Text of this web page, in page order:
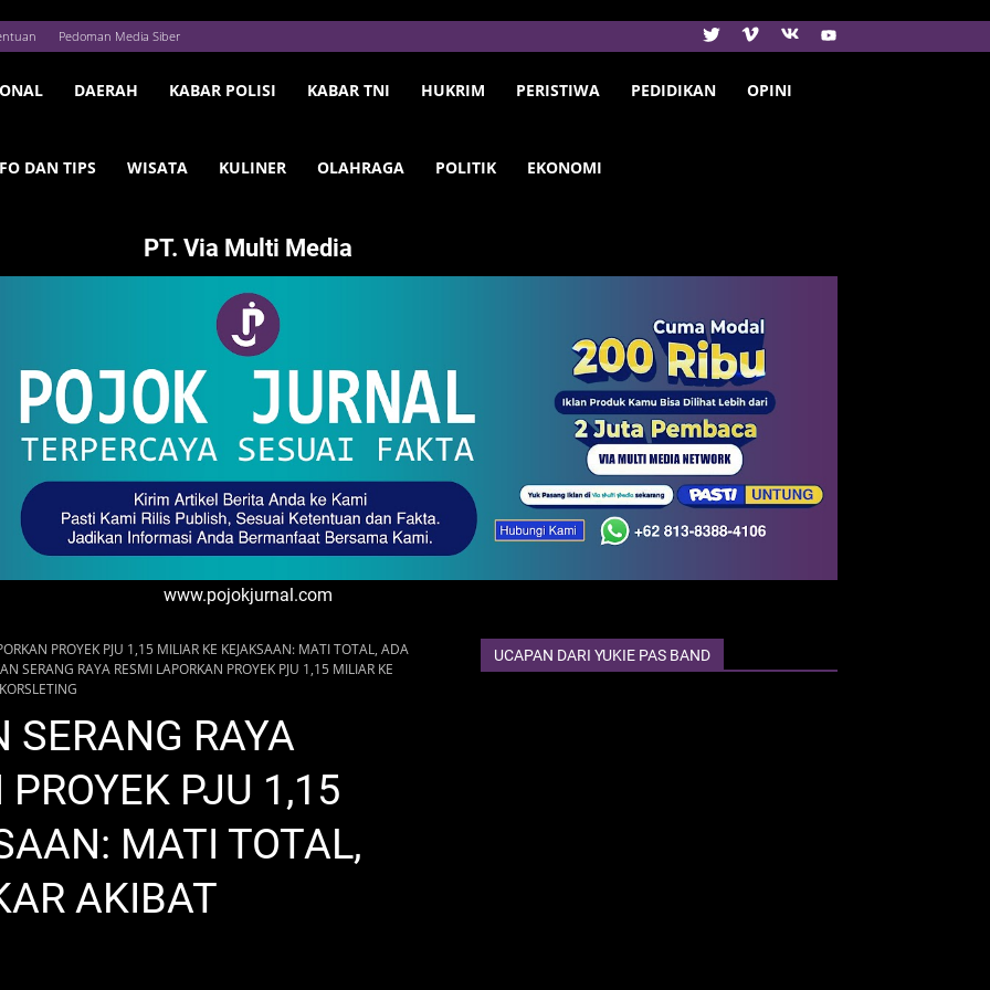
Pedoman Media Siber
DAERAH KABAR POLISI KABAR TNI HUKRIM PERISTIWA PEDIDIKAN OPINI
DAN TIPS WISATA KULINER OLAHRAGA POLITIK EKONOMI
PT. Via Multi Media
www.pojokjurnal.com
PROYEK PJU 1,15 MILIAR KE KEJAKSAAN: MATI TOTAL, ADA
SERANG RAYA RESMI LAPORKAN PROYEK PJU 1,15 MILIAR KE
SERANG RAYA
PJU 1,15
MATI TOTAL,
AKIBAT
UCAPAN DARI YUKIE PAS BAND